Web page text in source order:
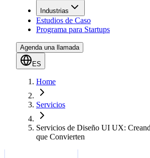
Industrias
Estudios de Caso
Programa para Startups
Agenda una llamada
ES
Home
Servicios
Servicios de Diseño UI UX:
que Convierten